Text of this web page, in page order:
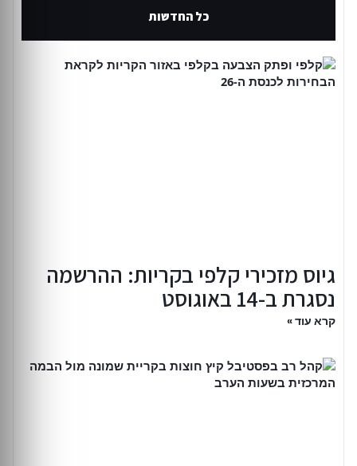
כל החדשות
גיוס מזכירי קלפי בקריות: ההרשמה
נסגרת ב-14 באוגוסט
קרא עוד »